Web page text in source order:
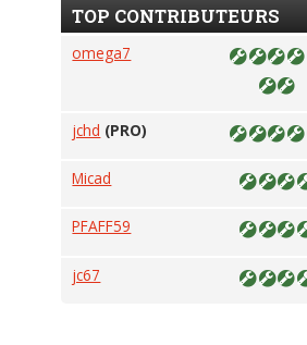
TOP CONTRIBUTEURS
omega7
jchd (PRO)
Micad
PFAFF59
jc67